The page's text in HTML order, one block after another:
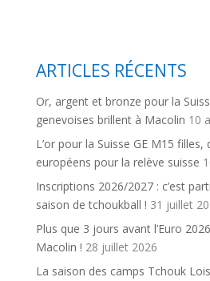
ARTICLES RÉCENTS
Or, argent et bronze pour la
genevoises brillent à Macolin 10
L’or pour la Suisse GE M15
européens pour la relève suisse
Inscriptions 2026/2027 : c’est
saison de tchoukball ! 31 juillet
Plus que 3 jours avant l’Euro
Macolin ! 28 juillet 2026
La saison des camps Tchouk